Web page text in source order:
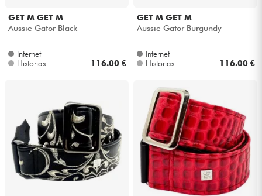
GET M GET M
Aussie Gator Black
Internet
Historias
116.00 €
GET M GET M
Aussie Gator Burgundy
Internet
Historias
116.00 €